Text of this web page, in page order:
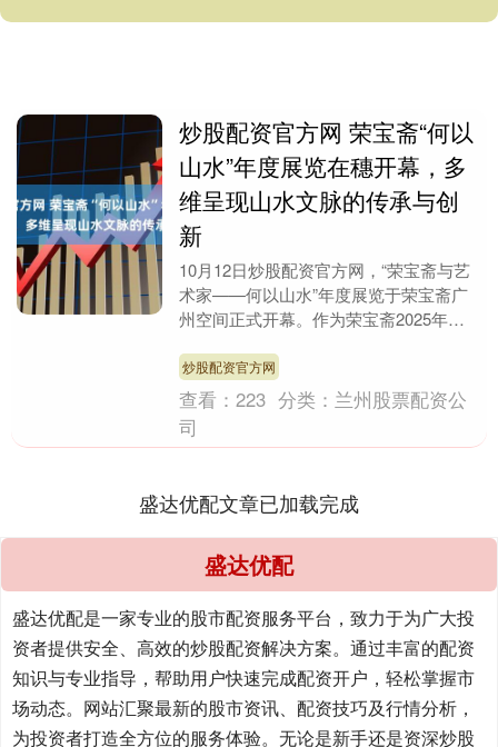
炒股配资官方网 荣宝斋“何以
山水”年度展览在穗开幕，多
维呈现山水文脉的传承与创
新
10月12日炒股配资官方网，“荣宝斋与艺
术家——何以山水”年度展览于荣宝斋广
州空间正式开幕。作为荣宝斋2025年焕
宾虹、傅抱....
炒股配资官方网
查看：223 分类： 兰州股票配资公
司
盛达优配文章已加载完成
盛达优配
盛达优配是一家专业的股市配资服务平台，致力于为广大投
资者提供安全、高效的炒股配资解决方案。通过丰富的配资
知识与专业指导，帮助用户快速完成配资开户，轻松掌握市
场动态。网站汇聚最新的股市资讯、配资技巧及行情分析，
为投资者打造全方位的服务体验。无论是新手还是资深炒股